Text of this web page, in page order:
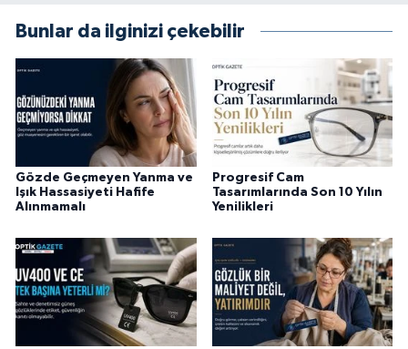
Bunlar da ilginizi çekebilir
Gözde Geçmeyen Yanma ve
Işık Hassasiyeti Hafife
Alınmamalı
Progresif Cam
Tasarımlarında Son 10 Yılın
Yenilikleri